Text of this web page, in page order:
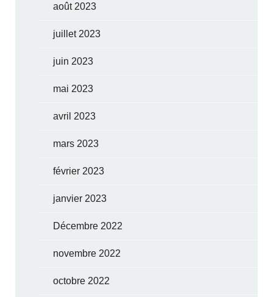
août 2023
juillet 2023
juin 2023
mai 2023
avril 2023
mars 2023
février 2023
janvier 2023
Décembre 2022
novembre 2022
octobre 2022